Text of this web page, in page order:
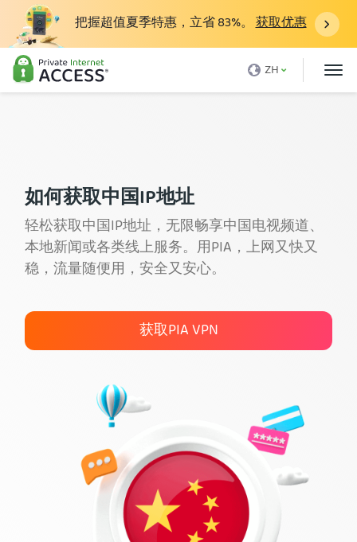
把握超值夏季特惠，立省83%。获取优惠
ZH
什么是 VPN？
为什么选择 PIA
下载VPN
VPN 服务器
博客
登录
如何获取中国IP地址
轻松获取中国IP地址，无限畅享中国电视频道、
本地新闻或各类线上服务。用PIA，上网又快又
稳，流量随便用，安全又安心。
获取PIA VPN